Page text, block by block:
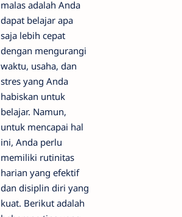
malas adalah Anda
dapat belajar apa
saja lebih cepat
dengan mengurangi
waktu, usaha, dan
stres yang Anda
habiskan untuk
belajar. Namun,
untuk mencapai hal
ini, Anda perlu
memiliki rutinitas
harian yang efektif
dan disiplin diri yang
kuat. Berikut adalah